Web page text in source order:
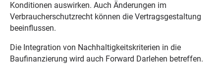
Konditionen auswirken. Auch Änderungen im
Verbraucherschutzrecht können die Vertragsgestaltung
beeinflussen.
Die Integration von Nachhaltigkeitskriterien in die
Baufinanzierung wird auch Forward Darlehen betreffen.